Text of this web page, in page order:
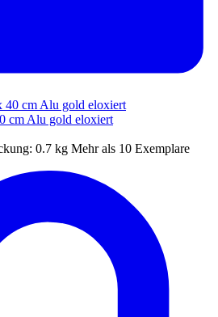
cm Alu gold eloxiert
0.7 kg Mehr als 10 Exemplare